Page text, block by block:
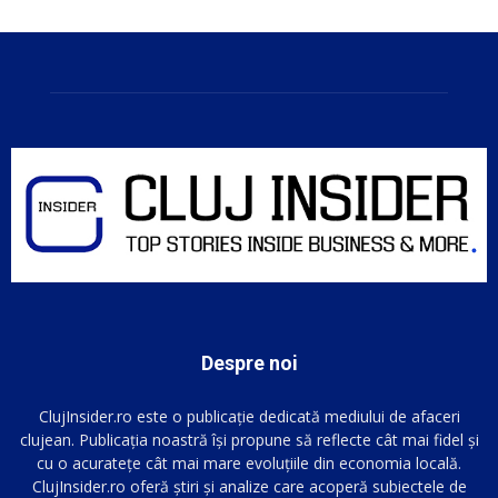
Despre noi
ClujInsider.ro este o publicație dedicată mediului de afaceri
clujean. Publicația noastră își propune să reflecte cât mai fidel și
cu o acuratețe cât mai mare evoluțiile din economia locală.
ClujInsider.ro oferă știri și analize care acoperă subiectele de